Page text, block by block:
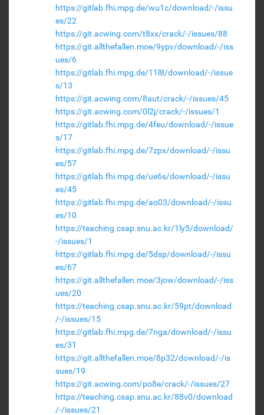
https://gitlab.fhi.mpg.de/wu1c/download/-/issu
es/22
https://git.acwing.com/t8xx/crack/-/issues/88
https://git.allthefallen.moe/9ypv/download/-/iss
ues/6
https://gitlab.fhi.mpg.de/11l8/download/-/issue
s/13
https://git.acwing.com/8aut/crack/-/issues/45
https://git.acwing.com/0l2j/crack/-/issues/1
https://gitlab.fhi.mpg.de/4feu/download/-/issue
s/17
https://gitlab.fhi.mpg.de/7zpx/download/-/issu
es/57
https://gitlab.fhi.mpg.de/ue6s/download/-/issu
es/45
https://gitlab.fhi.mpg.de/ao03/download/-/issu
es/10
https://teaching.csap.snu.ac.kr/1ly5/download/
-/issues/1
https://gitlab.fhi.mpg.de/5dsp/download/-/issu
es/67
https://git.allthefallen.moe/3jow/download/-/iss
ues/20
https://teaching.csap.snu.ac.kr/59pt/download
/-/issues/15
https://gitlab.fhi.mpg.de/7nga/download/-/issu
es/31
https://git.allthefallen.moe/8p32/download/-/is
sues/19
https://git.acwing.com/po8e/crack/-/issues/27
https://teaching.csap.snu.ac.kr/88v0/download
/-/issues/21